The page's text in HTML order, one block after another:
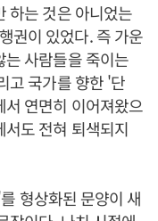
하는 것은 아니었는
권이 있었다. 즉 가운
사람들을 죽이는
고 국가를 향한 '단
연면히 이어져왔으
도 전혀 퇴색되지
형상화된 문양이 새